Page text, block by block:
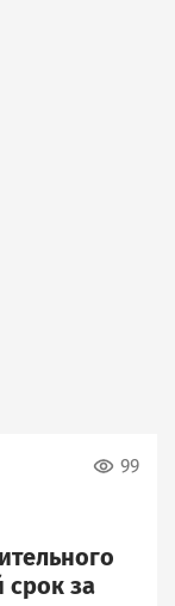
99
срок за